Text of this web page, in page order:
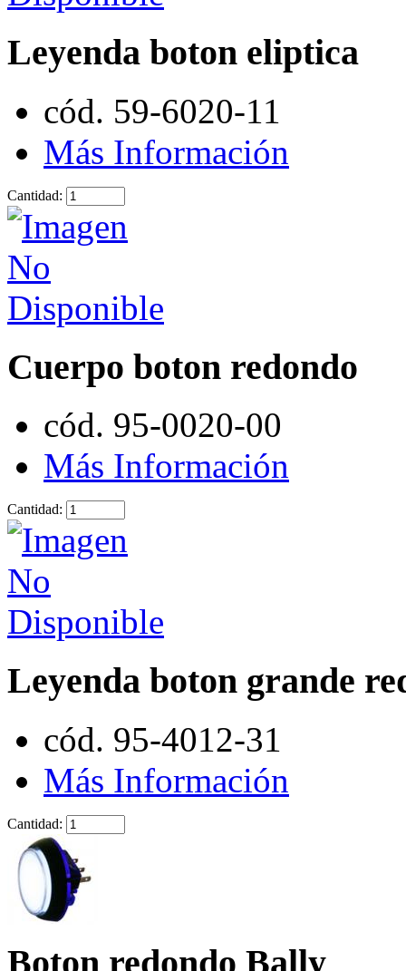
Leyenda boton eliptica
cód. 59-6020-11
Más Información
Cantidad:
Cuerpo boton redondo
cód. 95-0020-00
Más Información
Cantidad:
Leyenda boton grande
cód. 95-4012-31
Más Información
Cantidad:
Boton redondo Bally